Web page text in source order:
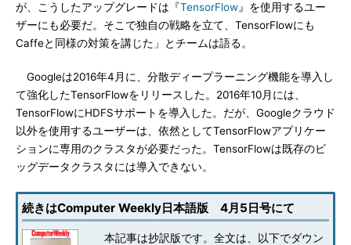
が、こうしたアップグレードは『TensorFlow』を使用するユー
ザーにも必要だ。そこで独自の戦略を立て、TensorFlowにも
Caffeと同様の対策を講じた」とチームは語る。
Googleは2016年4月に、分散ディープラーニング機能を導入し
て強化したTensorFlowをリリースした。2016年10月には、
TensorFlowにHDFSサポートを導入した。だが、Googleクラウド
以外を使用するユーザーは、依然としてTensorFlowアプリケー
ションに専用のクラスタが必要だった。TensorFlowは既存のビ
ッグデータクラスタには導入できない。
続きはComputer Weekly日本語版 4月5日号にて
本記事は抄訳版です。全文は、以下でダウン